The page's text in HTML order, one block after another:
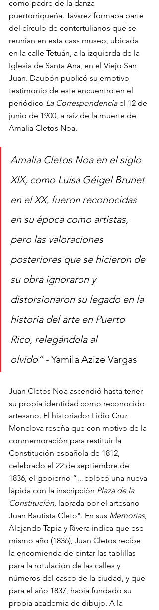
como padre de la danza
puertorriqueña. Tavárez formaba parte
del círculo de contertulianos que se
reunían en esta casa museo, ubicada
en la calle Tetuán, a la izquierda de la
Iglesia de Santa Ana, en el Viejo San
Juan. Daubón publicó su emotivo
testimonio de este encuentro en el
periódico La Correspondencia el 12 de
junio de 1900, a raíz de la muerte de
Amalia Cletos Noa.
Amalia Cletos Noa en el siglo
XIX, como Luisa Géigel Brunet
en el XX, fueron reconocidas
en su época como artistas,
pero las valoraciones
posteriores que se hicieron de
su obra ignoraron y
distorsionaron su legado en la
historia del arte en Puerto
Rico, relegándola al
olvido” - Yamila Azize Vargas
Juan Cletos Noa ascendió hasta tener
su propia identidad como reconocido
artesano. El historiador Lidio Cruz
Monclova reseña que con motivo de la
conmemoración para restituir la
Constitución española de 1812,
celebrado el 22 de septiembre de
1836, el gobierno “…colocó una nueva
lápida con la inscripción Plaza de la
Constitución, labrada por el artesano
Juan Bautista Cleto”. En sus Memorias,
Alejando Tapia y Rivera indica que ese
mismo año (1836), Juan Cletos recibe
la encomienda de pintar las tablillas
para la rotulación de las calles y
números del casco de la ciudad, y que
para el año 1837, había fundado su
propia academia de dibujo. A la